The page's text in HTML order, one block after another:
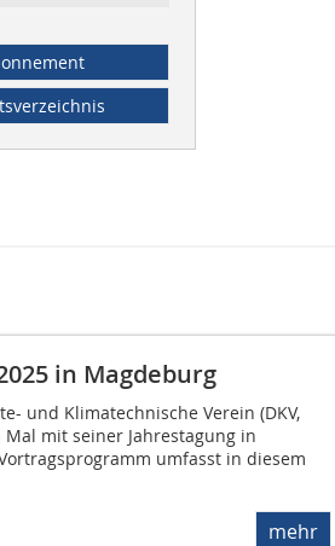
in Magdeburg
und Klimatechnische Verein (DKV,
mit seiner Jahrestagung in
umfasst in diesem
mehr